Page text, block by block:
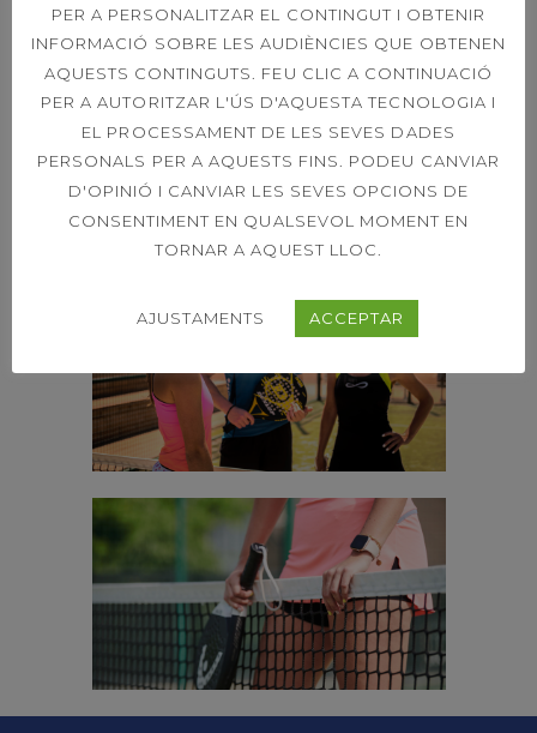
PER A PERSONALITZAR EL CONTINGUT I OBTENIR
INFORMACIÓ SOBRE LES AUDIÈNCIES QUE OBTENEN
AQUESTS CONTINGUTS. FEU CLIC A CONTINUACIÓ
PER A AUTORITZAR L'ÚS D'AQUESTA TECNOLOGIA I
EL PROCESSAMENT DE LES SEVES DADES
PERSONALS PER A AQUESTS FINS. PODEU CANVIAR
D'OPINIÓ I CANVIAR LES SEVES OPCIONS DE
CONSENTIMENT EN QUALSEVOL MOMENT EN
TORNAR A AQUEST LLOC.
AJUSTAMENTS ACCEPTAR